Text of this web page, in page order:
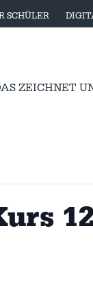
SCHÜLER
ZEICHNET